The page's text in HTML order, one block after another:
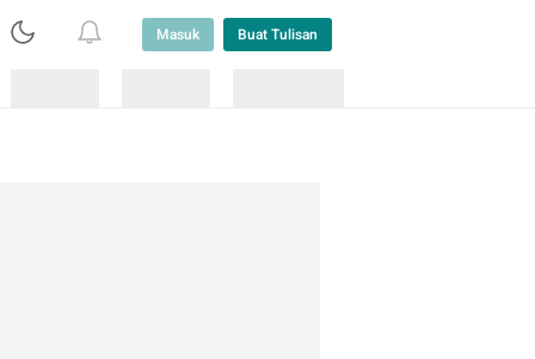
Masuk Buat Tulisan